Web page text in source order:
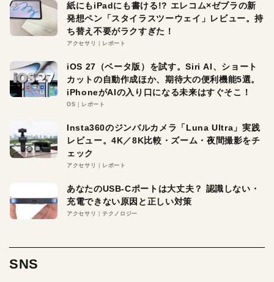
紙にもiPadにも書ける!? エレコム×ゼブラの新
発想ペン「スタイラスツーウェイ」レビュー。持
ち替え不要がラクすぎた！
アクセサリ レポート
iOS 27（ベータ版）を試す。Siri AI、ショート
カットの自動作成ほか、期待大の便利機能5選。
iPhoneがAIの入り口になる未来はすぐそこ！
OS レポート
Insta360のジンバルカメラ「Luna Ultra」実践
レビュー。4K／8K比較・ズーム・夜間撮影をチ
ェック
アクセサリ レポート
あなたのUSB-Cポートは大丈夫？ 認識しない・
充電できない原因と正しい対策
アクセサリ テクノロジー
SNS